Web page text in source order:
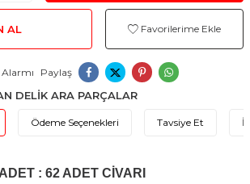
AL Favorilerime Ekle
Paylaş
DELİK ARA PARÇALAR
Ödeme Seçenekleri Tavsiye Et
: 62 ADET CİVARI